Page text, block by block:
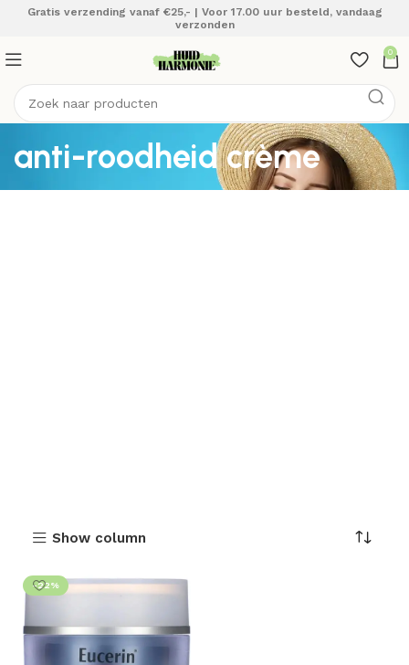
Gratis verzending vanaf €25,- | Voor 17.00 uur besteld, vandaag
verzonden
0
anti-roodheid crème
Show column
-22%